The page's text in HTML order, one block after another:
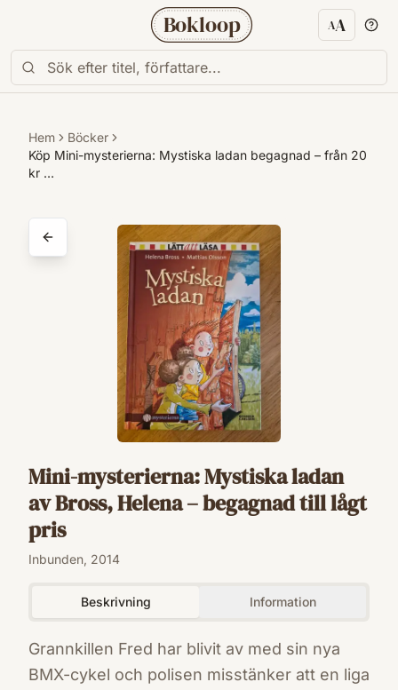
Bokloop AA
Hem
Böcker
Köp Mini-mysterierna: Mystiska ladan begagnad – från 20
kr …
Mini-mysterierna: Mystiska ladan
av Bross, Helena – begagnad till lågt
pris
Inbunden, 2014
Beskrivning Information
Grannkillen Fred har blivit av med sin nya
BMX-cykel och polisen misstänker att en liga